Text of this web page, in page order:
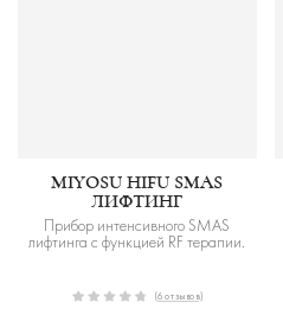
MIYOSU HIFU SMAS
ЛИФТИНГ
Прибор интенсивного SMAS
лифтинга с функцией RF терапии.
(6 отзывов)